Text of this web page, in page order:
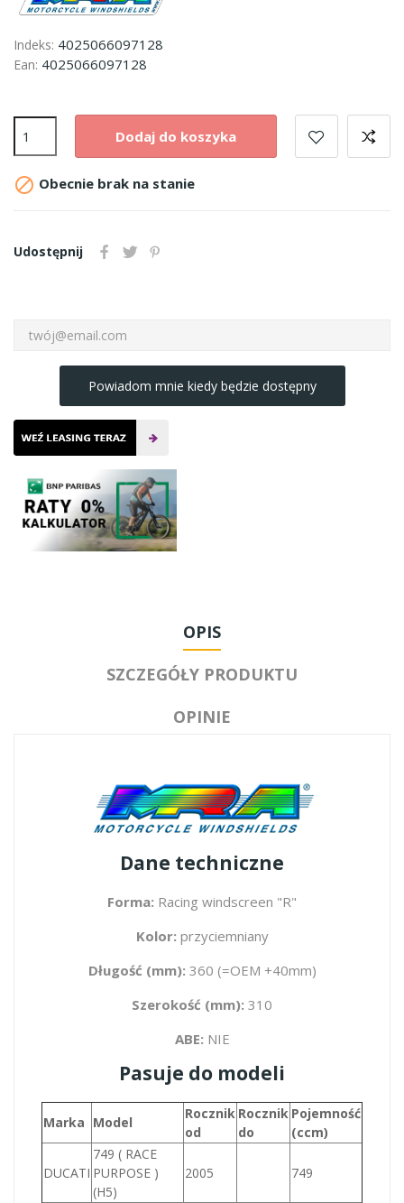
Indeks: 4025066097128
Ean: 4025066097128
Dodaj do koszyka
 Obecnie brak na stanie
Udostępnij
Powiadom mnie kiedy będzie dostępny
OPIS
SZCZEGÓŁY PRODUKTU
OPINIE
Dane techniczne
Forma: Racing windscreen "R"
Kolor: przyciemniany
Długość (mm): 360 (=OEM +40mm)
Szerokość (mm): 310
ABE: NIE
Pasuje do modeli
Marka Model
Rocznik
od
Rocznik
do
Pojemność
(ccm)
DUCATI
749 ( RACE
PURPOSE )
(H5)
2005 749